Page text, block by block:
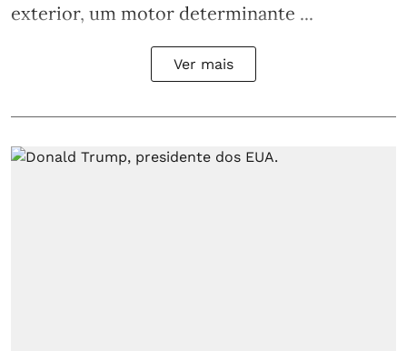
exterior, um motor determinante ...
Ver mais